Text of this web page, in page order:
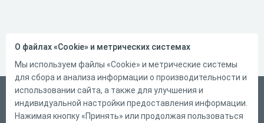
Русский
Справка
О файлах «Cookie» и метрических системах
Мы используем файлы «Cookie» и метрические системы
для сбора и анализа информации о производительности и
использовании сайта, а также для улучшения и
индивидуальной настройки предоставления информации.
Нажимая кнопку «Принять» или продолжая пользоваться